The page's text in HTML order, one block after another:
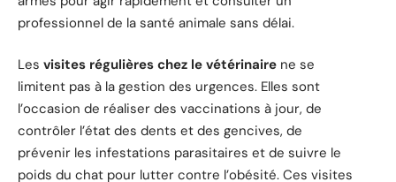
professionnel de la santé animale sans délai.
Les visites régulières chez le vétérinaire ne se
limitent pas à la gestion des urgences. Elles sont
l’occasion de réaliser des vaccinations à jour, de
contrôler l’état des dents et des gencives, de
prévenir les infestations parasitaires et de suivre le
poids du chat pour lutter contre l’obésité. Ces visites